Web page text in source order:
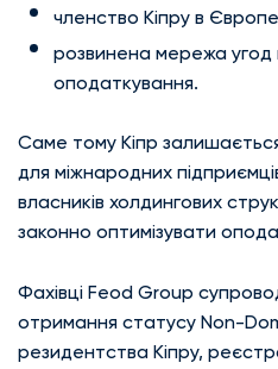
членство Кіпру в
розвинена мережа угод
оподаткування.
Саме тому Кіпр
для міжнародних
власників холдингових
законно оптимізувати
Фахівці Feod Group
отримання статусу Non-
резидентства Кіпру,